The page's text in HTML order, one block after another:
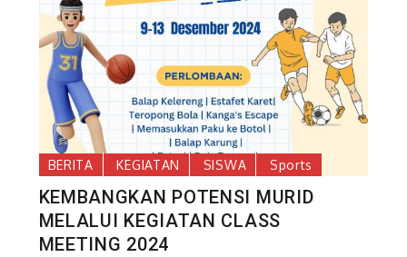
BERITA KEGIATAN SISWA Sports
KEMBANGKAN POTENSI MURID
MELALUI KEGIATAN CLASS
MEETING 2024